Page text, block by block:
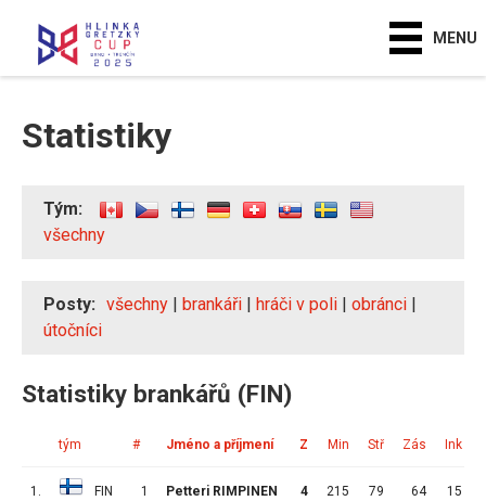
MENU
Statistiky
Tým:
všechny
Posty: všechny | brankáři | hráči v poli | obránci |
útočníci
Statistiky brankářů (FIN)
tým # Jméno a příjmení Z Min Stř Zás Ink
1. FIN 1 Petteri RIMPINEN 4 215 79 64 15